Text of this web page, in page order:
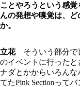
ことやろうという感
んの発想や嗅覚は、
か。
立花そういう部分で
のイベントに行った
ナダとかからいろん
てたPink Sectionって